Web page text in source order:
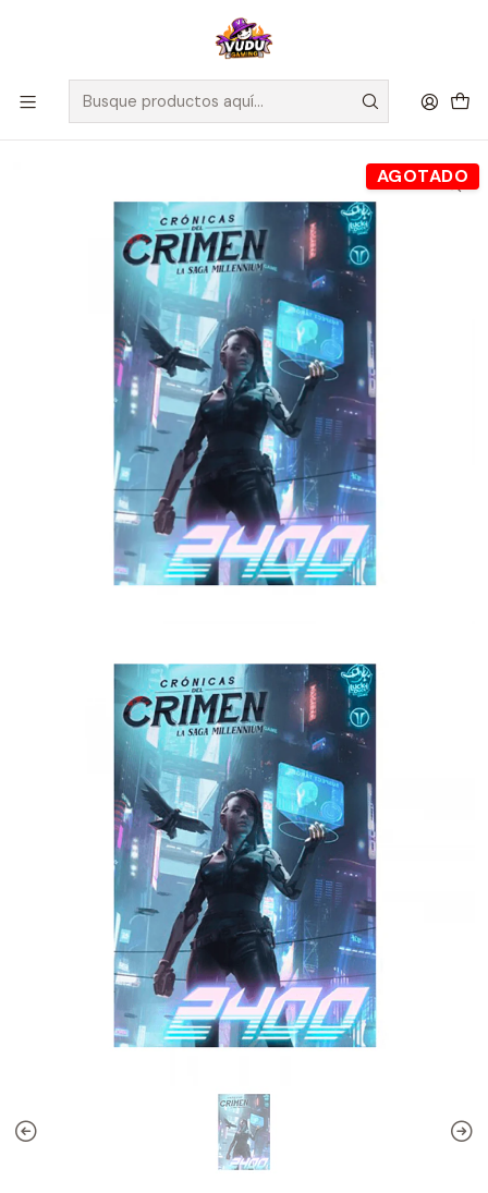
🚀 ¡Despachamos a todo Chile! Envío GRATIS a Regiones sobre
$100.000 y a RM sobre $35.000
Inicio Juegos de Mesa Competitivos
Cronicas del crimen 2400 - Español
AGOTADO